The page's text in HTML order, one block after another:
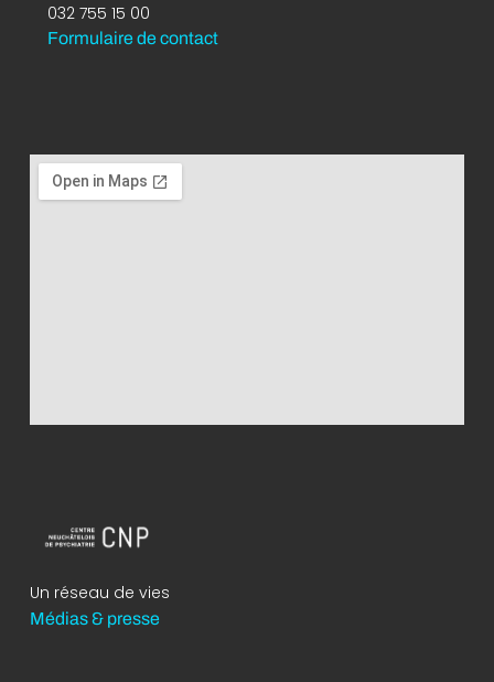
Un réseau de vies
Médias & presse
032 755 15 00
Formulaire de contact